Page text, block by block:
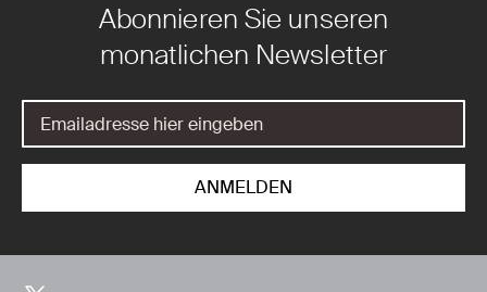
Abonnieren Sie unseren
monatlichen Newsletter